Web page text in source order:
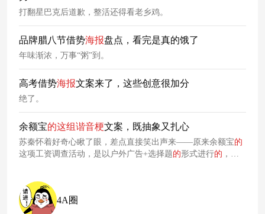
打翻星巴克后道歉，整活还得看老乡鸡。
品牌腊八节借势海报盘点，看完是真的饿了
年味渐浓，万事“粥”到。
高考借势海报文案来了，这些创意很加分
绝了。
余额宝的这组谐音梗文案，既抽象又扎心
苏秦怀着好奇心瞅了眼，差点直接笑出声来——原来余额宝的
这项工资调查活动，是以户外广告+选择题的形式进行的 ，文
案风格，成功火出圈了！毫无疑问，“把工资存进余额宝”是这
次营销事件的核心信息，余额宝正是围绕着
4A圈